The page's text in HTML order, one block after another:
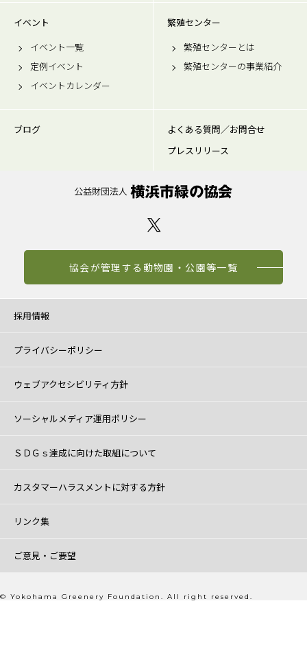
イベント
イベント一覧
定例イベント
イベントカレンダー
繁殖センター
繁殖センターとは
繁殖センターの事業紹介
ブログ
よくある質問／お問合せ
プレスリリース
協会が管理する動物園・公園等一覧
採用情報
プライバシーポリシー
ウェブアクセシビリティ方針
ソーシャルメディア運用ポリシー
ＳＤＧｓ達成に向けた取組について
カスタマーハラスメントに対する方針
リンク集
ご意見・ご要望
© Yokohama Greenery Foundation. All right reserved.